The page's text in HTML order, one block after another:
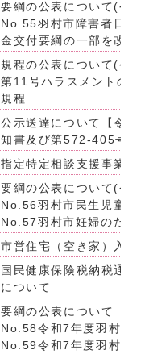
要綱の公表について(令
No.55羽村市障害者日中
金交付要綱の一部を改正
規程の公表について(令
第11号ハラスメントの
規程
公示送達について【令和
知書及び第572-405号納
指定特定相談支援事業所
要綱の公表について(令
No.56羽村市民生児童委
No.57羽村市妊婦のため
市営住宅（空き家）入居
国民健康保険税納税通
について
要綱の公表について（
No.58令和7年度羽村市
No.59令和7年度羽村市